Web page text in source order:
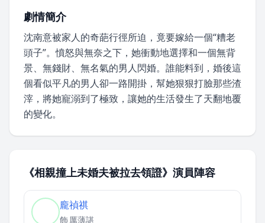
劇情簡介
沈南意被家人的奇葩行徑所迫，竟要嫁給一個“糟老
頭子”。憤怒與無奈之下，她衝動地選擇和一個無背
景、無錢財、無名氣的男人閃婚。誰能料到，婚後這
個看似平凡的男人卻一路開掛，幫她狠狠打臉那些渣
滓，將她寵溺到了極致，讓她的生活發生了天翻地覆
的變化。
《相親撞上未婚夫被拉去領證》演員陣容
龐禎祺
飾厲薄諶